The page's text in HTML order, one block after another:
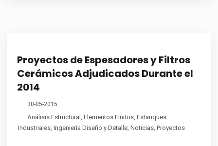
Proyectos de Espesadores y Filtros
Cerámicos Adjudicados Durante el
2014
30-05-2015
Análisis Estructural Elementos Finitos Estanques
Industriales Ingeniería Diseño y Detalle Noticias Proyectos